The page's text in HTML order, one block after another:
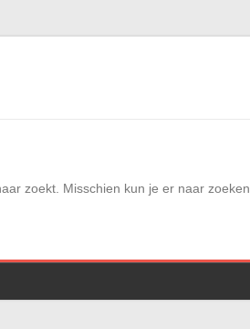
zoekt. Misschien kun je er naar zoeken.